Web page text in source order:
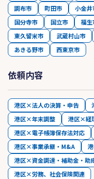
調布市
町田市 小金井
国分寺市
国立市 福生
東久留米市
武蔵村山市
あきる野市
西東京市
依頼内容
港区×法人の決算・申告
港区×年末調整
港区×経
港区×電子帳簿保存法対応
港区×事業承継・M&A
港区×資金調達・補助金・助
港区×労務、社会保険関連